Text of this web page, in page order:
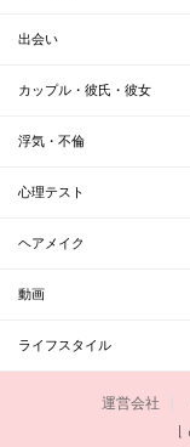
出会い
カップル・彼氏・彼女
浮気・不倫
心理テスト
ヘアメイク
動画
ライフスタイル
運営会社